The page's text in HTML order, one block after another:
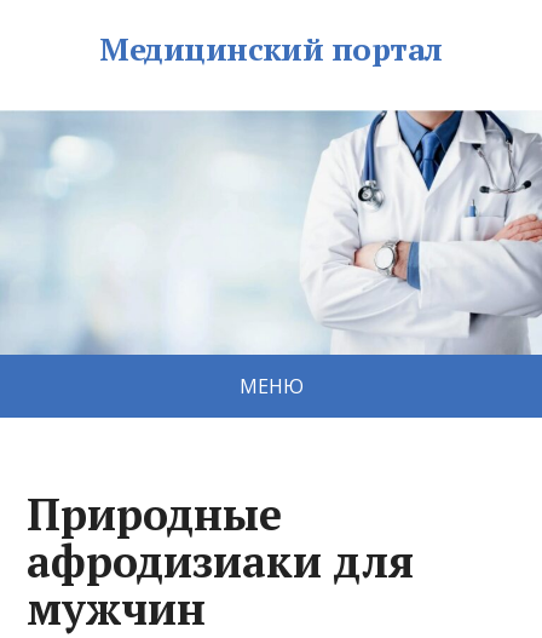
Медицинский портал
МЕНЮ
Природные
афродизиаки для
мужчин